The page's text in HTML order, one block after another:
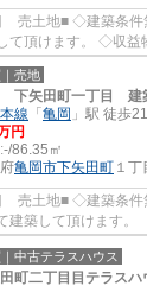
土地■ ◇建築条件
て頂けます。 ◇収益
売地
下矢田町一丁目 建
線 「亀岡 」駅 徒歩
円
-/86.35㎡
亀岡市下矢田町 １丁
売土地■ ◇建築条件
建築して頂けます。
中古テラスハウス
町二丁目目テラスハ